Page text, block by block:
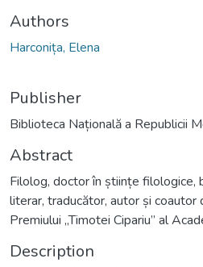
Authors
Harconița, Elena
Publisher
Biblioteca Națională a Republicii
Abstract
Filolog, doctor în științe filologice,
literar, traducător, autor și coautor
Premiului „Timotei Cipariu” al
Description